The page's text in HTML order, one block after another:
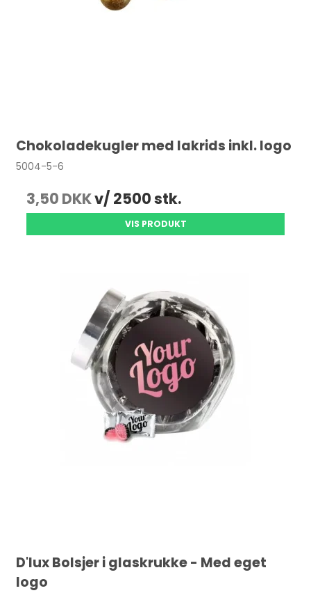
Chokoladekugler med lakrids inkl. logo
5004-5-6
3,50 DKKv/ 2500 stk.
VIS PRODUKT
D'lux Bolsjer i glaskrukke - Med eget
logo